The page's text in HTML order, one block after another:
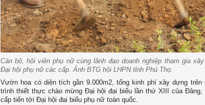
Cán bộ, hội viên phụ nữ cùng lãnh đạo doanh nghiệp tham gia
Đại hội phụ nữ các cấp. Ảnh BTG hội LHPN tỉnh Phú Thọ.
Vườn hoa có diện tích gần 9.000m2, tổng kinh phí xây dựng trên
trình thiết thực chào mừng Đại hội đại biểu lần thứ XIII của
cấp tiến tới Đại hội đại biểu phụ nữ toàn quốc.